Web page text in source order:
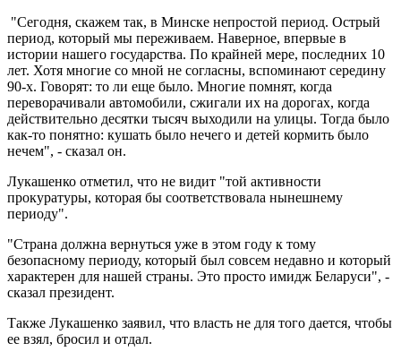
"Сегодня, скажем так, в Минске непростой период. Острый
период, который мы переживаем. Наверное, впервые в
истории нашего государства. По крайней мере, последних 10
лет. Хотя многие со мной не согласны, вспоминают середину
90-х. Говорят: то ли еще было. Многие помнят, когда
переворачивали автомобили, сжигали их на дорогах, когда
действительно десятки тысяч выходили на улицы. Тогда было
как-то понятно: кушать было нечего и детей кормить было
нечем", - сказал он.
Лукашенко отметил, что не видит "той активности
прокуратуры, которая бы соответствовала нынешнему
периоду".
"Страна должна вернуться уже в этом году к тому
безопасному периоду, который был совсем недавно и который
характерен для нашей страны. Это просто имидж Беларуси", -
сказал президент.
Также Лукашенко заявил, что власть не для того дается, чтобы
ее взял, бросил и отдал.